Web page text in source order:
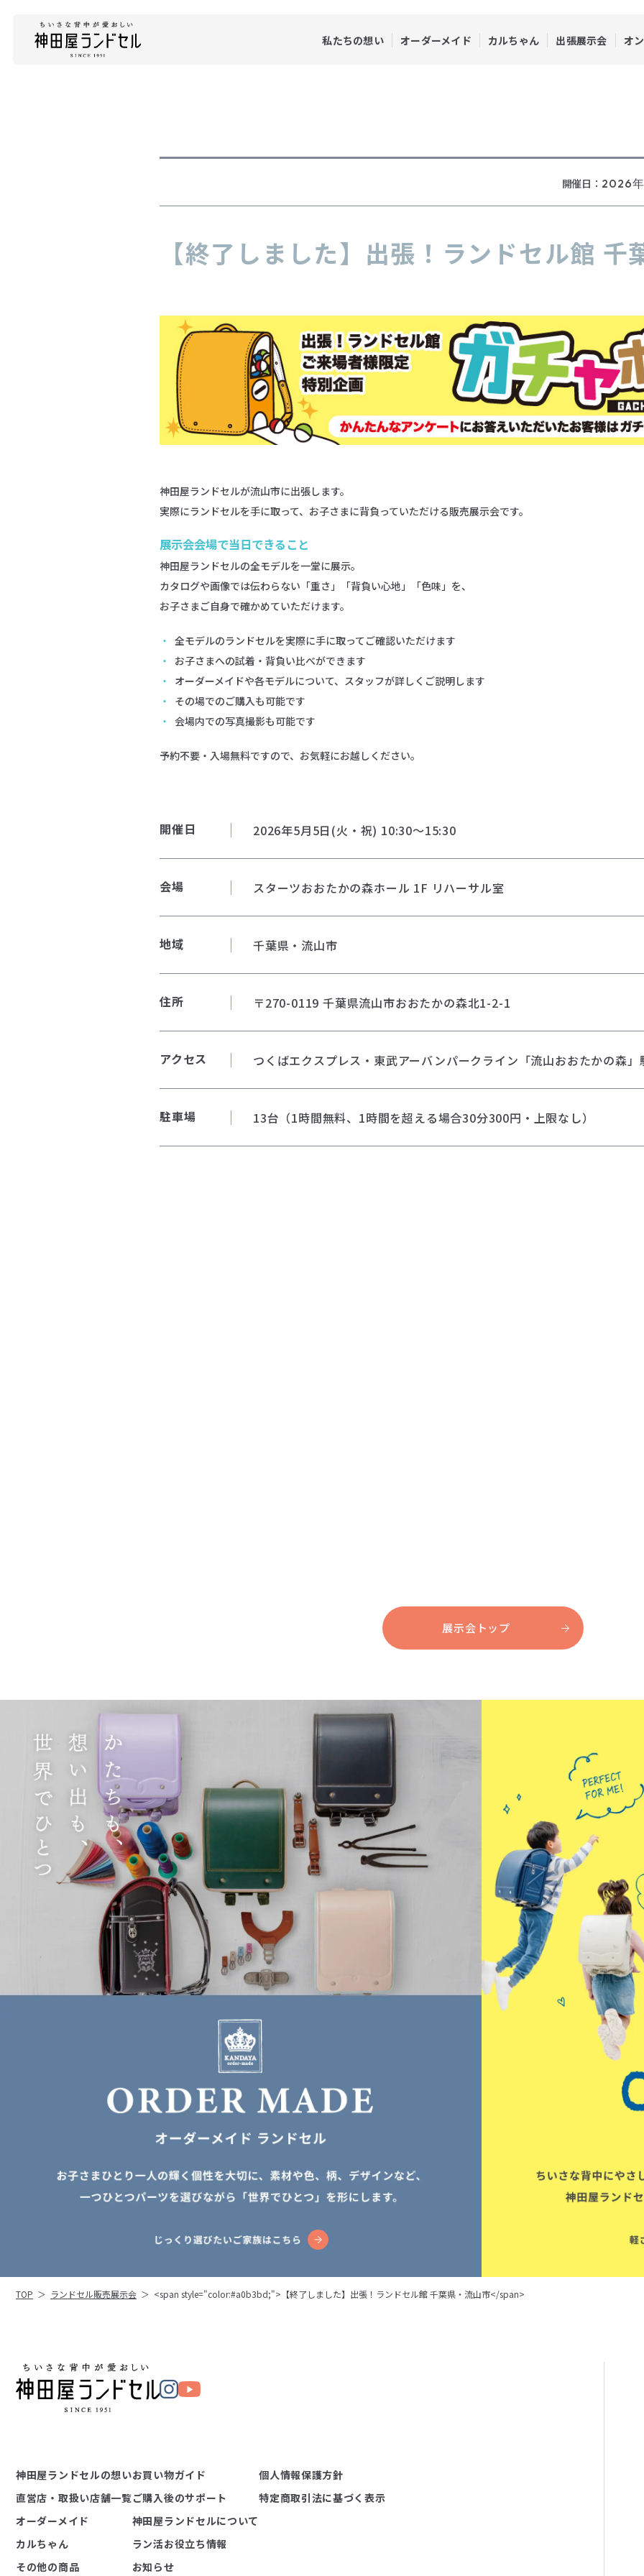
私たちの想い オーダーメイド カルちゃん 出張展示会 オ
開催日： 2026
【終了しました】出張！ランドセル館 千
神田屋ランドセルが流山市に出張します。
実際にランドセルを手に取って、お子さまに背負っていただける販売展示会です。
展示会会場で当日できること
神田屋ランドセルの全モデルを一堂に展示。
カタログや画像では伝わらない「重さ」「背負い心地」「色味」を、
お子さまご自身で確かめていただけます。
全モデルのランドセルを実際に手に取ってご確認いただけます
お子さまへの試着・背負い比べができます
オーダーメイドや各モデルについて、スタッフが詳しくご説明します
その場でのご購入も可能です
会場内での写真撮影も可能です
予約不要・入場無料ですので、お気軽にお越しください。
開催日 2026年5月5日(火・祝) 10:30～15:30
会場 スターツおおたかの森ホール 1F リハーサル室
地域 千葉県・流山市
住所 〒270-0119 千葉県流山市おおたかの森北1-2-1
アクセス つくばエクスプレス・東武アーバンパークライン「流山おおたかの森」
駐車場 13台（1時間無料、1時間を超える場合30分300円・上限なし）
展示会トップ
TOP ＞ ランドセル販売展示会 ＞ <span style="color:#a0b3bd;">【終了しました】出張！ランドセル館 千葉県・流山市</span>
神田屋ランドセルの想い
直営店・取扱い店舗一覧
オーダーメイド
カルちゃん
その他の商品
お買い物ガイド
ご購入後のサポート
神田屋ランドセルについて
ラン活お役立ち情報
お知らせ
個人情報保護方針
特定商取引法に基づく表示